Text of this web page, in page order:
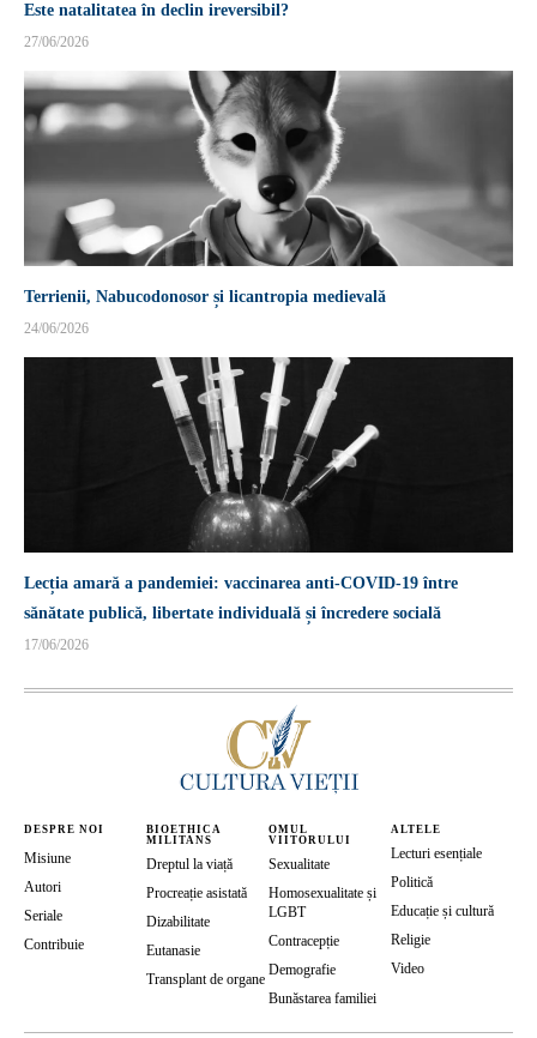
Este natalitatea în declin ireversibil?
27/06/2026
Terrienii, Nabucodonosor și licantropia medievală
24/06/2026
Lecția amară a pandemiei: vaccinarea anti-COVID-19 între
sănătate publică, libertate individuală și încredere socială
17/06/2026
DESPRE NOI
Misiune
Autori
Seriale
Contribuie
BIOETHICA
MILITANS
Dreptul la viață
Procreație asistată
Dizabilitate
Eutanasie
Transplant de organe
OMUL
VIITORULUI
Sexualitate
Homosexualitate și
LGBT
Contracepție
Demografie
Bunăstarea familiei
ALTELE
Lecturi esențiale
Politică
Educație și cultură
Religie
Video